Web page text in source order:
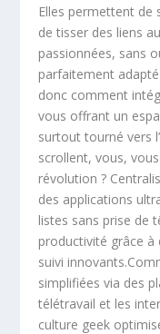
Elles permettent de
de tisser des liens
passionnées, sans
parfaitement
donc comment
vous offrant un
surtout tourné vers
scrollent, vous,
révolution ?
des applications
listes sans prise de
productivité grâce à
suivi
simplifiées via des
télétravail et les
culture geek